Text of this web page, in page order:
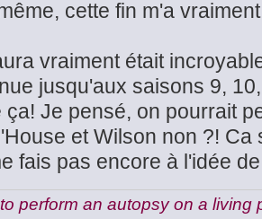
cette fin m'a
vraiment était
jusqu'aux saisons 9,
ça! Je pensé, on pourrait
et Wilson non ?!
fais pas encore à l'idée
perform an autopsy on a living